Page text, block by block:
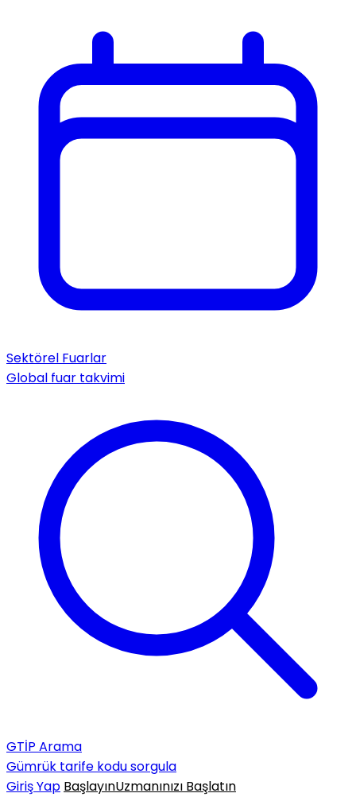
Sektörel Fuarlar
Global fuar takvimi
GTİP Arama
Gümrük tarife kodu sorgula
Giriş Yap BaşlayınUzmanınızı Başlatın